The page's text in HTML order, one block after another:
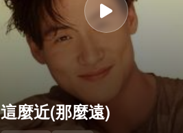
這麼近(那麼遠)